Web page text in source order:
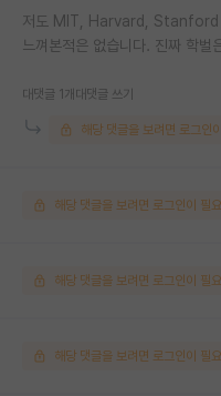
저도 MIT, Harvard, Stanford
느껴본적은 없습니다. 진짜 학벌
대댓글 1개 대댓글 쓰기
해당 댓글을 보려면 로그인
해당 댓글을 보려면 로그인이 필
해당 댓글을 보려면 로그인이 필
해당 댓글을 보려면 로그인이 필